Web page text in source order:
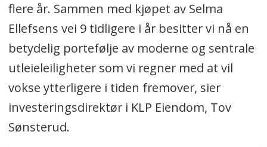
flere år. Sammen med kjøpet av Selma
Ellefsens vei 9 tidligere i år besitter vi nå en
betydelig portefølje av moderne og sentrale
utleieleiligheter som vi regner med at vil
vokse ytterligere i tiden fremover, sier
investeringsdirektør i KLP Eiendom, Tov
Sønsterud.